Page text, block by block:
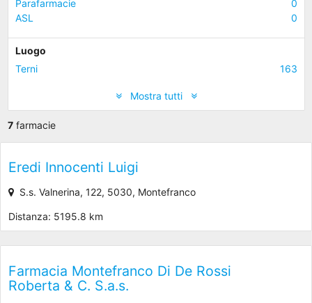
Parafarmacie
0
ASL
0
Luogo
Terni
163
Mostra tutti
7farmacie
Eredi Innocenti Luigi
S.s. Valnerina, 122, 5030, Montefranco
Distanza: 5195.8 km
Farmacia Montefranco Di De Rossi
Roberta & C. S.a.s.